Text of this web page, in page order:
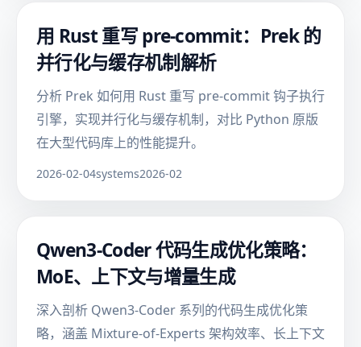
用 Rust 重写 pre-commit：Prek 的
并行化与缓存机制解析
分析 Prek 如何用 Rust 重写 pre-commit 钩子执行
引擎，实现并行化与缓存机制，对比 Python 原版
在大型代码库上的性能提升。
2026-02-04systems2026-02
Qwen3-Coder 代码生成优化策略：
MoE、上下文与增量生成
深入剖析 Qwen3-Coder 系列的代码生成优化策
略，涵盖 Mixture-of-Experts 架构效率、长上下文